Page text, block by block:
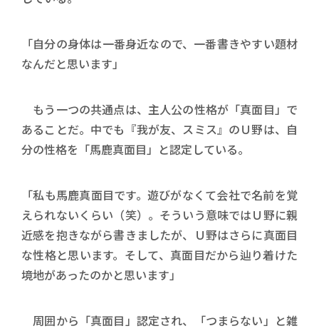
「自分の身体は一番身近なので、一番書きやすい題材
なんだと思います」
もう一つの共通点は、主人公の性格が「真面目」で
あることだ。中でも『我が友、スミス』のＵ野は、自
分の性格を「馬鹿真面目」と認定している。
「私も馬鹿真面目です。遊びがなくて会社で名前を覚
えられないくらい（笑）。そういう意味ではＵ野に親
近感を抱きながら書きましたが、Ｕ野はさらに真面目
な性格と思います。そして、真面目だから辿り着けた
境地があったのかと思います」
周囲から「真面目」認定され、「つまらない」と雑